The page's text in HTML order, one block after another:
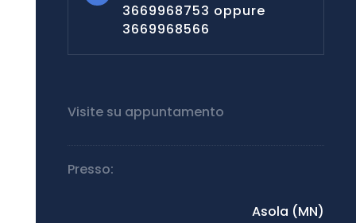
3669968753 oppure
3669968566
Visite su appuntamento
Presso:
Asola (MN)